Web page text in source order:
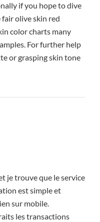
if you hope to dive
olive skin red
color charts many
For further help
or grasping skin tone
je trouve que le service
est simple et
sur mobile.
les transactions